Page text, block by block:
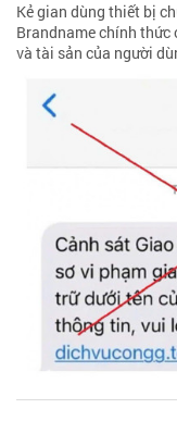
Kẻ gian dùng thiết bị
Brandname chính
và tài sản của người